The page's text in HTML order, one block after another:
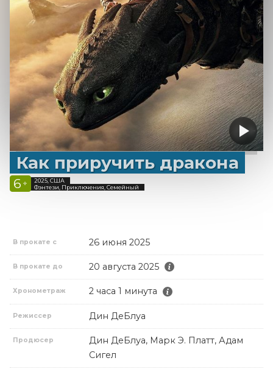
Как приручить дракона
6 +
2025, США
Фэнтези, Приключения, Семейный
В прокате с 26 июня 2025
В прокате до 20 августа 2025
Хронометраж 2 часа 1 минута
Режиссер Дин ДеБлуа
Продюсер
Дин ДеБлуа, Марк Э. Платт, Адам
Сигел